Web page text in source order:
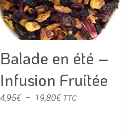
peuvent
être
choisies
sur
page
du
Balade en été –
Infusion Fruitée
4,95€ – 19,80€Plage
TTC